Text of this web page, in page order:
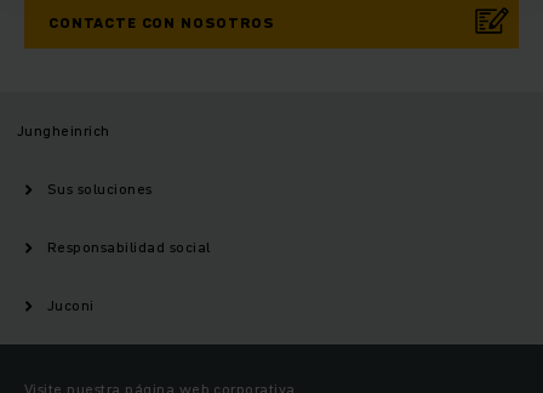
CONTACTE CON NOSOTROS
Jungheinrich
Sus soluciones
Responsabilidad social
Juconi